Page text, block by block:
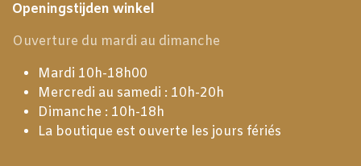
Openingstijden winkel
Ouverture du mardi au dimanche
Mardi 10h-18h00
Mercredi au samedi : 10h-20h
Dimanche : 10h-18h
La boutique est ouverte les jours fériés